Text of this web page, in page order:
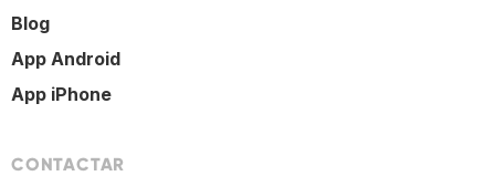
Blog
App Android
App iPhone
CONTACTAR